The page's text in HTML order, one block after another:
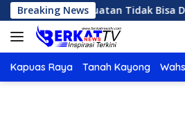
Langsung
ke
konten
Breaking News
Buatan Tidak Bisa Dilakukan
Kapuas Raya Tanah Kayong